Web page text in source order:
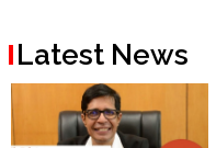
Latest News